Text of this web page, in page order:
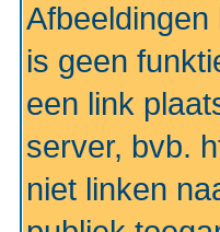
is geen
een link
server, bvb.
niet linken